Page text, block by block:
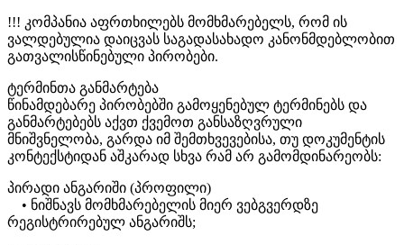
!!! კომპანია აფრთხილებს მომხმარებელს, რომ ის
ვალდებულია დაიცვას საგადასახადო კანონმდებლობით
გათვალისწინებული პირობები.
ტერმინთა განმარტება
წინამდებარე პირობებში გამოყენებულ ტერმინებს და
განმარტებებს აქვთ ქვემოთ განსაზღვრული
მნიშვნელობა, გარდა იმ შემთხვევებისა, თუ დოკუმენტის
კონტექსტიდან აშკარად სხვა რამ არ გამომდინარეობს:
პირადი ანგარიში (პროფილი)
• ნიშნავს მომხმარებელის მიერ ვებგვერდზე
რეგისტრირებულ ანგარიშს;